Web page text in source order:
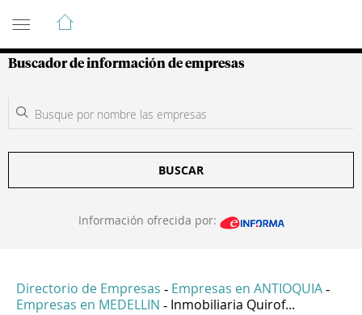
Guía de Empresas Colombianas
Buscador de información de empresas
BUSCAR
Información ofrecida por:
Directorio de Empresas - Empresas en ANTIOQUIA -
Empresas en MEDELLIN - Inmobiliaria Quirof...